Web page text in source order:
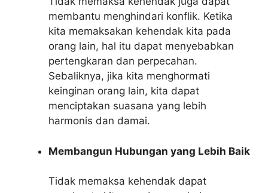
membantu menghindari konflik. Ketika
kita memaksakan kehendak kita pada
orang lain, hal itu dapat menyebabkan
pertengkaran dan perpecahan.
Sebaliknya, jika kita menghormati
keinginan orang lain, kita dapat
menciptakan suasana yang lebih
harmonis dan damai.
Membangun Hubungan yang Lebih Baik
Tidak memaksa kehendak dapat